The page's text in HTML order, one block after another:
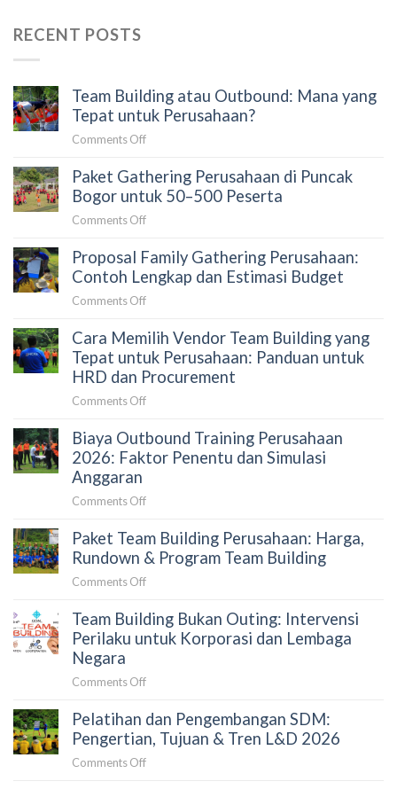
RECENT POSTS
Team Building atau Outbound: Mana yang
Tepat untuk Perusahaan?
Comments Offon
Building
atau
Tepat
untuk
Perusahaan?
Paket Gathering Perusahaan di Puncak
Bogor untuk 50–500 Peserta
Comments Offon
Gathering
Perusahaan
untuk
50–
500
Peserta
Proposal Family Gathering Perusahaan:
Contoh Lengkap dan Estimasi Budget
Comments Offon
Family
Gathering
Perusahaan:
Estimasi
Budget
Cara Memilih Vendor Team Building yang
Tepat untuk Perusahaan: Panduan untuk
HRD dan Procurement
Comments Offon
Memilih
Vendor
untuk
Perusahaan:
Panduan
HRD
dan
Procurement
Biaya Outbound Training Perusahaan
2026: Faktor Penentu dan Simulasi
Anggaran
Comments Offon
Outbound
Training
Perusahaan
Penentu
dan
Anggaran
Paket Team Building Perusahaan: Harga,
Rundown & Program Team Building
Comments Offon
Team
Building
Program
Team
Building
Team Building Bukan Outing: Intervensi
Perilaku untuk Korporasi dan Lembaga
Negara
Comments Offon
Building
Bukan
Outing:
Pelatihan dan Pengembangan SDM:
Pengertian, Tujuan & Tren L&D 2026
Comments Offon